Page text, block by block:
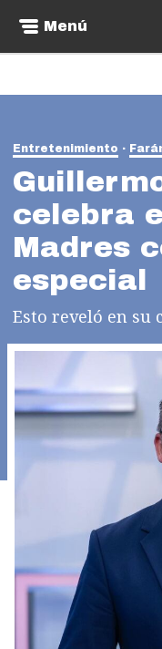
Menú
Entretenimiento
celebra
Madres
especial
Esto reveló en su